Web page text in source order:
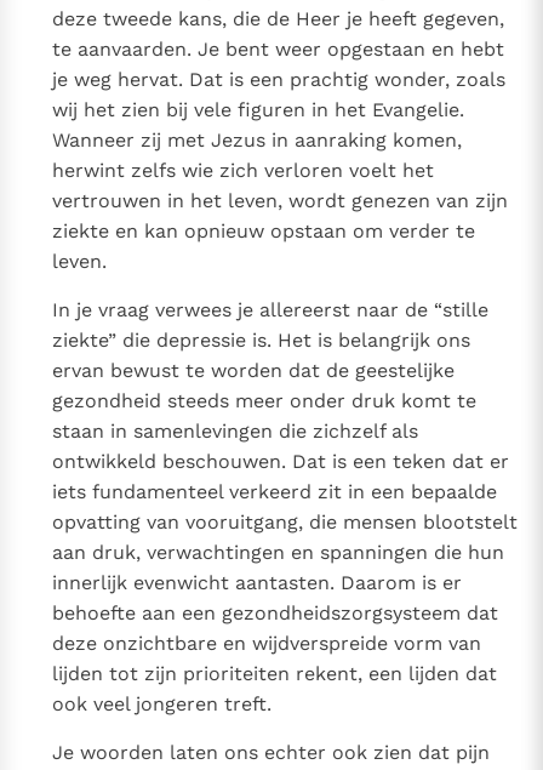
deze tweede kans, die de Heer je heeft gegeven,
te aanvaarden. Je bent weer opgestaan en hebt
je weg hervat. Dat is een prachtig wonder, zoals
wij het zien bij vele figuren in het Evangelie.
Wanneer zij met Jezus in aanraking komen,
herwint zelfs wie zich verloren voelt het
vertrouwen in het leven, wordt genezen van zijn
ziekte en kan opnieuw opstaan om verder te
leven.
In je vraag verwees je allereerst naar de “stille
ziekte” die depressie is. Het is belangrijk ons
ervan bewust te worden dat de geestelijke
gezondheid steeds meer onder druk komt te
staan in samenlevingen die zichzelf als
ontwikkeld beschouwen. Dat is een teken dat er
iets fundamenteel verkeerd zit in een bepaalde
opvatting van vooruitgang, die mensen blootstelt
aan druk, verwachtingen en spanningen die hun
innerlijk evenwicht aantasten. Daarom is er
behoefte aan een gezondheidszorgsysteem dat
deze onzichtbare en wijdverspreide vorm van
lijden tot zijn prioriteiten rekent, een lijden dat
ook veel jongeren treft.
Je woorden laten ons echter ook zien dat pijn